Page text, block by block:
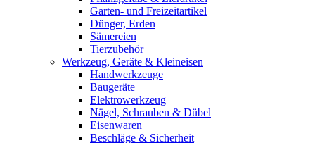
Garten- und Freizeitartikel
Dünger, Erden
Sämereien
Tierzubehör
Werkzeug, Geräte & Kleineisen
Handwerkzeuge
Baugeräte
Elektrowerkzeug
Nägel, Schrauben & Dübel
Eisenwaren
Beschläge & Sicherheit